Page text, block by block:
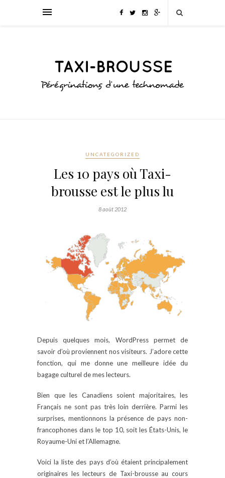
UNCATEGORIZED
Les 10 pays où Taxi-
brousse est le plus lu
8 août 2012
Depuis quelques mois, WordPress permet de
savoir d’où proviennent nos visiteurs. J’adore cette
fonction, qui me donne une meilleure idée du
bagage culturel de mes lecteurs.
Bien que les Canadiens soient majoritaires, les
Français ne sont pas très loin derrière. Parmi les
surprises, mentionnons la présence de pays non-
francophones dans le top 10, soit les États-Unis, le
Royaume-Uni et l’Allemagne.
Voici la liste des pays d’où étaient principalement
originaires les lecteurs de Taxi-brousse au cours